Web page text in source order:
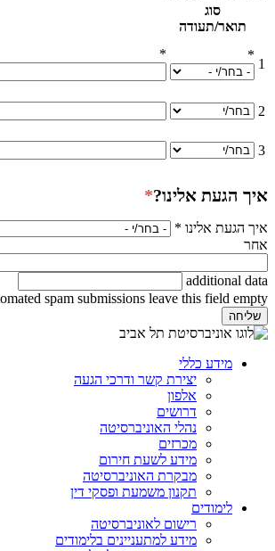
סוג
תואר/תעודה
1
*
*
2
3
איך הגעת אלינו?*
איך הגעת אלינו *
אחר
additional data
spam submissions leave this field empty.
מידע כללי
יצירת קשר ודרכי הגעה
אלפון
דרושים
נהלי האוניברסיטה
מכרזים
מידע לשעת חירום
מבקרת האוניברסיטה
תקנון משמעת ופסקי דין
לימודים
רישום לאוניברסיטה
מידע למתעניינים בלימודים